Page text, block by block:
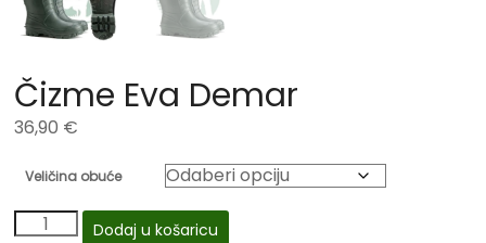
Čizme Eva Demar
36,90 €
Veličina obuće
Dodaj u košaricu